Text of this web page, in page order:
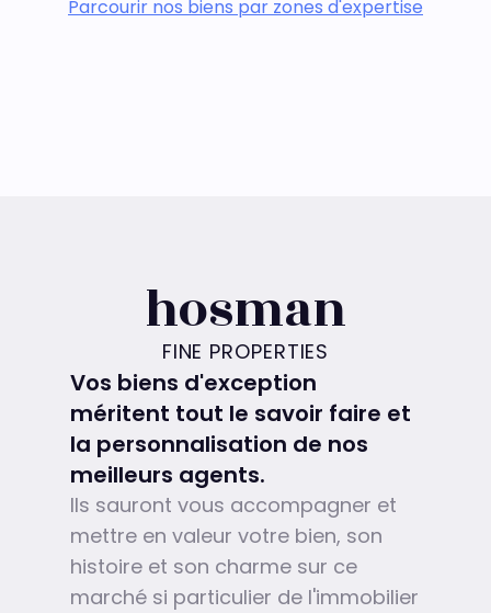
Parcourir nos biens par zones d'expertise
hosman
FINE PROPERTIES
Vos biens d'exception
méritent tout le savoir faire et
la personnalisation de nos
meilleurs agents.
Ils sauront vous accompagner et
mettre en valeur votre bien, son
histoire et son charme sur ce
marché si particulier de l'immobilier